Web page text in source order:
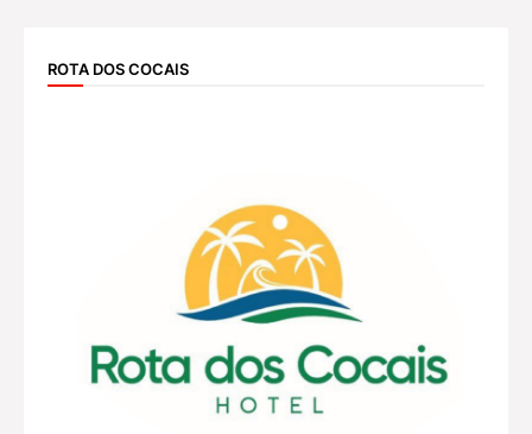
ROTA DOS COCAIS